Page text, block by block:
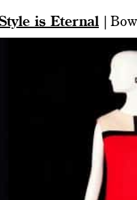
is Eternal |